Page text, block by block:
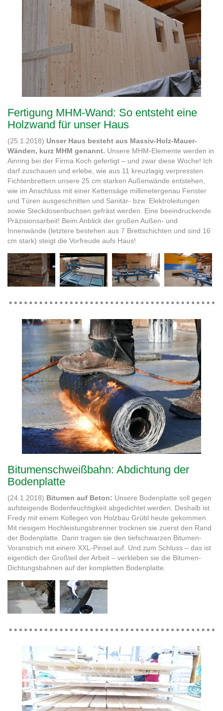
Fertigung MHM-Wand: So entsteht eine
Holzwand für unser Haus
(25.1.2018) Unser Haus besteht aus Massiv-Holz-Mauer-
Wänden, kurz MHM genannt. Unsere MHM-Elemente werden in
Ainring bei der Firma Koch gefertigt – und zwar diese Woche! Ich
darf zuschauen und erlebe, wie aus 11 kreuzlagig verpressten
Fichtenbrettern unsere 25 cm starken Außenwände entstehen,
wie im Anschluss mit einer Kettensäge millimetergenau Fenster
und Türen ausgeschnitten und Sanitär- bzw. Elektroleitungen
sowie Steckdosenbuchsen gefräst werden. Eine beeindruckende
Präzisionsarbeit! Beim Anblick der großen Außen- und
Innenwände (letztere bestehen aus 7 Brettschichten und sind 16
cm stark) steigt die Vorfreude aufs Haus!
Bitumenschweißbahn: Abdichtung der
Bodenplatte
(24.1.2018) Bitumen auf Beton: Unsere Bodenplatte soll gegen
aufsteigende Bodenfeuchtigkeit abgedichtet werden. Deshalb ist
Fredy mit einem Kollegen von Holzbau Grübl heute gekommen.
Mit riesigem Hochleistungsbrenner trocknen sie zuerst den Rand
der Bodenplatte. Dann tragen sie den tiefschwarzen Bitumen-
Voranstrich mit einem XXL-Pinsel auf. Und zum Schluss – das ist
eigentlich der Großteil der Arbeit – verkleben sie die Bitumen-
Dichtungsbahnen auf der kompletten Bodenplatte.